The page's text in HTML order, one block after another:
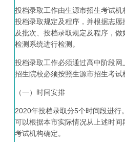
投档录取工作由生源市招生考试
投档录取规定及程序，并根据志
及批次、投档录取规定及程序，
检测系统进行检测。
投档录取工作必须通过高中阶段
招生院校必须按照生源市招生考
（一）时间安排
2020年投档录取分5个时间段进
可以根据本市实际情况从上述时
考试机构确定。